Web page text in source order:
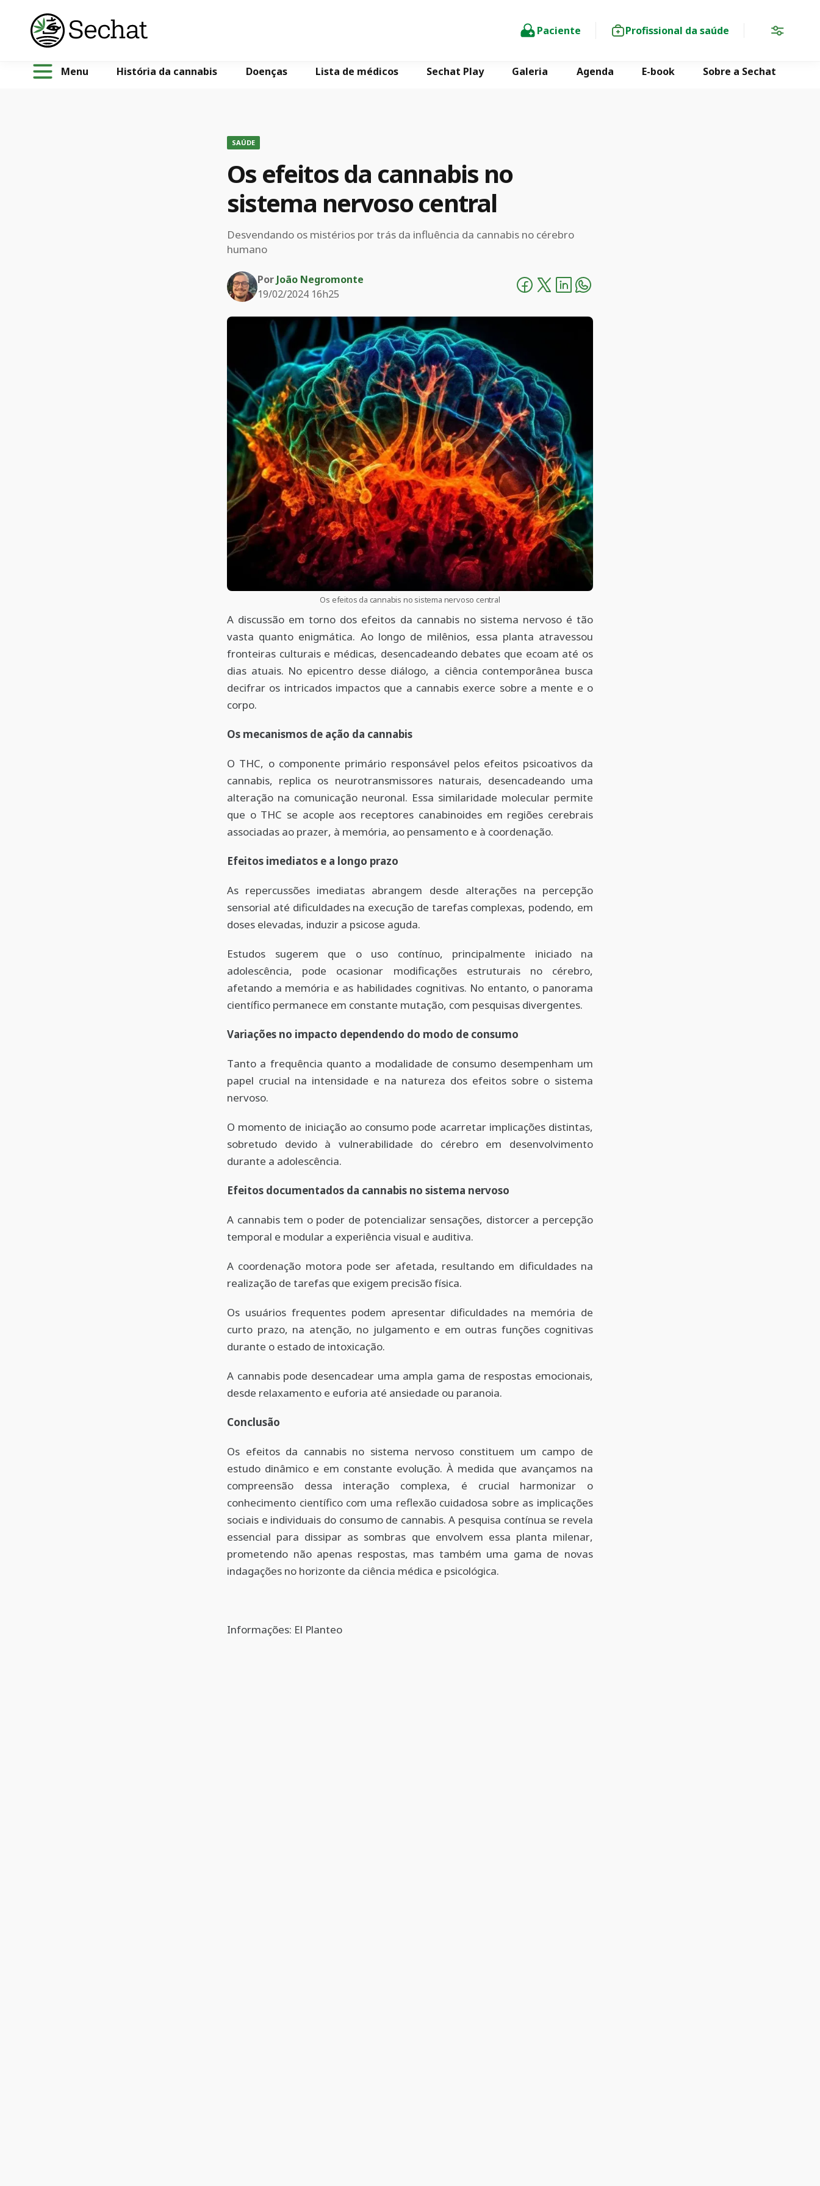
Paciente Profissional da saúde
Menu História da cannabis Doenças Lista de médicos Sechat Play Galeria Agenda E-book Sobre a Sechat
SAÚDE
Os efeitos da cannabis no
sistema nervoso central
Desvendando os mistérios por trás da influência da cannabis no cérebro
humano
Por João Negromonte
19/02/2024 16h25
Os efeitos da cannabis no sistema nervoso central
A discussão em torno dos efeitos da cannabis no sistema nervoso é tão
vasta quanto enigmática. Ao longo de milênios, essa planta atravessou
fronteiras culturais e médicas, desencadeando debates que ecoam até os
dias atuais. No epicentro desse diálogo, a ciência contemporânea busca
decifrar os intricados impactos que a cannabis exerce sobre a mente e o
corpo.
Os mecanismos de ação da cannabis
O THC, o componente primário responsável pelos efeitos psicoativos da
cannabis, replica os neurotransmissores naturais, desencadeando uma
alteração na comunicação neuronal. Essa similaridade molecular permite
que o THC se acople aos receptores canabinoidesem regiões cerebrais
associadas ao prazer, à memória, ao pensamento e à coordenação.
Efeitos imediatos e a longo prazo
As repercussões imediatas abrangem desde alterações na percepção
sensorial até dificuldades na execução de tarefas complexas, podendo, em
doses elevadas, induzir a psicose aguda.
Estudos sugerem que o uso contínuo, principalmente iniciado na
adolescência, pode ocasionar modificações estruturais no cérebro,
afetando a memória e as habilidades cognitivas. No entanto, o panorama
científico permanece em constante mutação, com pesquisas divergentes.
Variações no impacto dependendo do modo de consumo
Tanto a frequência quanto a modalidade de consumo desempenham um
papel crucial na intensidade e na natureza dos efeitos sobre o sistema
nervoso.
O momento de iniciação ao consumo pode acarretar implicações distintas,
sobretudo devido à vulnerabilidade do cérebro em desenvolvimento
durante a adolescência.
Efeitos documentados da cannabis no sistema nervoso
A cannabis tem o poder de potencializar sensações, distorcer a percepção
temporal e modular a experiência visual e auditiva.
A coordenação motora pode ser afetada, resultando em dificuldades na
realização de tarefas que exigem precisão física.
Os usuários frequentes podem apresentar dificuldades na memória de
curto prazo, na atenção, no julgamento e em outras funções cognitivas
durante o estado de intoxicação.
A cannabis pode desencadear uma ampla gama de respostas emocionais,
desde relaxamento e euforia até ansiedade ou paranoia.
Conclusão
Os efeitos da cannabis no sistema nervoso constituem um campo de
estudo dinâmico e em constante evolução. À medida que avançamos na
compreensão dessa interação complexa, é crucial harmonizar o
conhecimento científico com uma reflexão cuidadosa sobre as implicações
sociais e individuais do consumo de cannabis. A pesquisa contínua se revela
essencial para dissipar as sombras que envolvem essa planta milenar,
prometendo não apenas respostas, mas também uma gama de novas
indagações no horizonte da ciência médica e psicológica.
Informações: El Planteo